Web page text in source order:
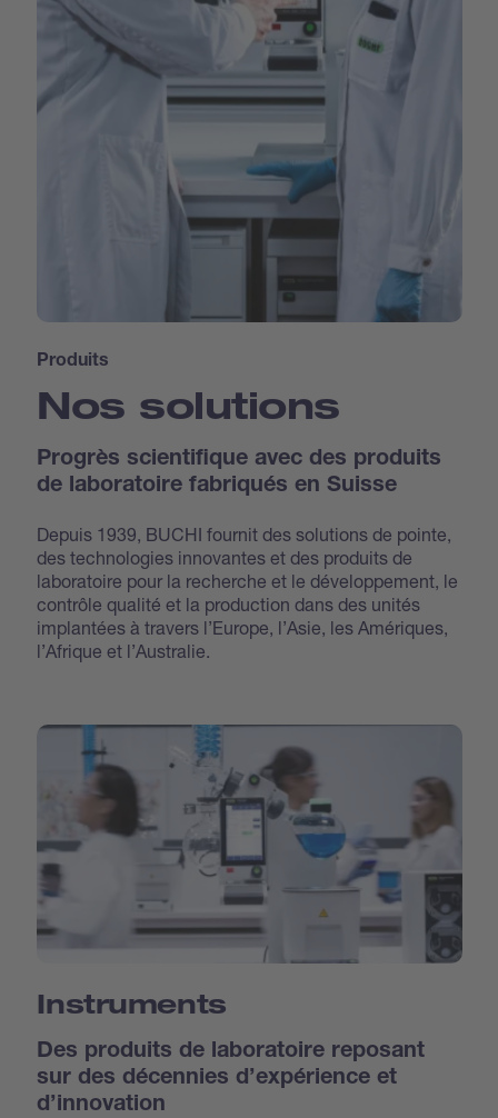
Produits
Nos solutions
Progrès scientifique avec des produits
de laboratoire fabriqués en Suisse
Depuis 1939, BUCHI fournit des solutions de pointe,
des technologies innovantes et des produits de
laboratoire pour la recherche et le développement, le
contrôle qualité et la production dans des unités
implantées à travers l’Europe, l’Asie, les Amériques,
l’Afrique et l’Australie.
Instruments
Des produits de laboratoire reposant
sur des décennies d’expérience et
d’innovation